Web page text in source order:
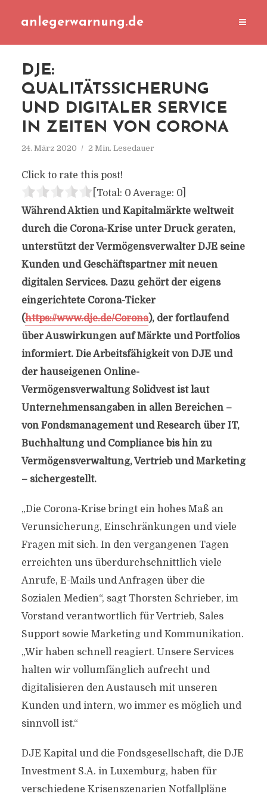
anlegerwarnung.de
DJE:
QUALITÄTSSICHERUNG
UND DIGITALER SERVICE
IN ZEITEN VON CORONA
24. März 2020 2 Min. Lesedauer
Click to rate this post!
[Total: 0 Average: 0]
Während Aktien und Kapitalmärkte weltweit
durch die Corona-Krise unter Druck geraten,
unterstützt der Vermögensverwalter DJE seine
Kunden und Geschäftspartner mit neuen
digitalen Services. Dazu gehört der eigens
eingerichtete Corona-Ticker
(https://www.dje.de/Corona), der fortlaufend
über Auswirkungen auf Märkte und Portfolios
informiert. Die Arbeitsfähigkeit von DJE und
der hauseigenen Online-
Vermögensverwaltung Solidvest ist laut
Unternehmensangaben in allen Bereichen –
von Fondsmanagement und Research über IT,
Buchhaltung und Compliance bis hin zu
Vermögensverwaltung, Vertrieb und Marketing
– sichergestellt.
„Die Corona-Krise bringt ein hohes Maß an
Verunsicherung, Einschränkungen und viele
Fragen mit sich. In den vergangenen Tagen
erreichten uns überdurchschnittlich viele
Anrufe, E-Mails und Anfragen über die
Sozialen Medien“, sagt Thorsten Schrieber, im
Vorstand verantwortlich für Vertrieb, Sales
Support sowie Marketing und Kommunikation.
„Wir haben schnell reagiert. Unsere Services
halten wir vollumfänglich aufrecht und
digitalisieren den Austausch mit unseren
Kunden und intern, wo immer es möglich und
sinnvoll ist.“
DJE Kapital und die Fondsgesellschaft, die DJE
Investment S.A. in Luxemburg, haben für
verschiedene Krisenszenarien Notfallpläne